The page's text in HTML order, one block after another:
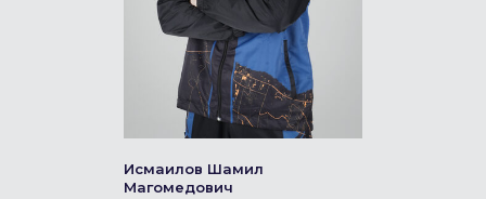
Исмаилов Шамил
Магомедович